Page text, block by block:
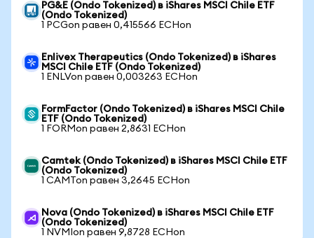
PG&E (Ondo Tokenized) в iShares MSCI Chile ETF
(Ondo Tokenized)
1 PCGon равен 0,415566 ECHon
Enlivex Therapeutics (Ondo Tokenized) в iShares
MSCI Chile ETF (Ondo Tokenized)
1 ENLVon равен 0,003263 ECHon
FormFactor (Ondo Tokenized) в iShares MSCI Chile
ETF (Ondo Tokenized)
1 FORMon равен 2,8631 ECHon
Camtek (Ondo Tokenized) в iShares MSCI Chile ETF
(Ondo Tokenized)
1 CAMTon равен 3,2645 ECHon
Nova (Ondo Tokenized) в iShares MSCI Chile ETF
(Ondo Tokenized)
1 NVMIon равен 9,8728 ECHon